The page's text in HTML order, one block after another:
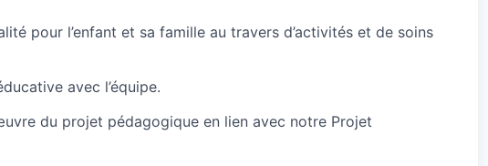
pour l’enfant et sa famille au travers d’activités et de soins
avec l’équipe.
du projet pédagogique en lien avec notre Projet